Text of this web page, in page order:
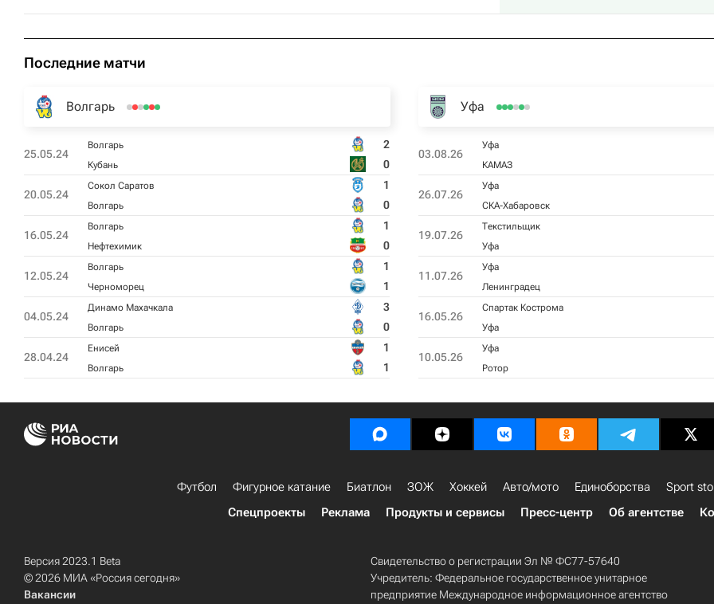
Последние матчи
Волгарь
25.05.24
Волгарь 2
Кубань 0
20.05.24
Сокол Саратов 1
Волгарь 0
16.05.24
Волгарь 1
Нефтехимик 0
12.05.24
Волгарь 1
Черноморец 1
04.05.24
Динамо Махачкала 3
Волгарь 0
28.04.24
Енисей 1
Волгарь 1
Уфа
03.08.26
Уфа
КАМАЗ
26.07.26
Уфа
СКА-Хабаровск
19.07.26
Текстильщик
Уфа
11.07.26
Уфа
Ленинградец
16.05.26
Спартак Кострома
Уфа
10.05.26
Уфа
Ротор
Футбол Фигурное катание Биатлон ЗОЖ Хоккей Авто/мото Единоборства
Sport
Спецпроекты
Реклама Продукты и сервисы Пресс-центр Об агентстве
Версия 2023.1 Beta
© 2026 МИА «Россия сегодня»
Вакансии
Свидетельство о регистрации Эл № ФС77-57640
Учредитель: Федеральное государственное унитарное
предприятие Международное информационное агентство